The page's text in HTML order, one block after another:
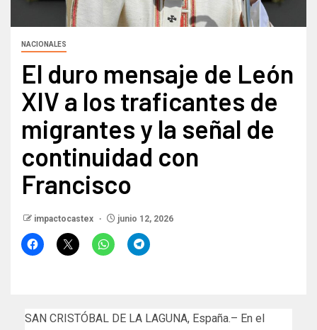
NACIONALES
El duro mensaje de León
XIV a los traficantes de
migrantes y la señal de
continuidad con
Francisco
impactocastex junio 12, 2026
SAN CRISTÓBAL DE LA LAGUNA, España.– En el